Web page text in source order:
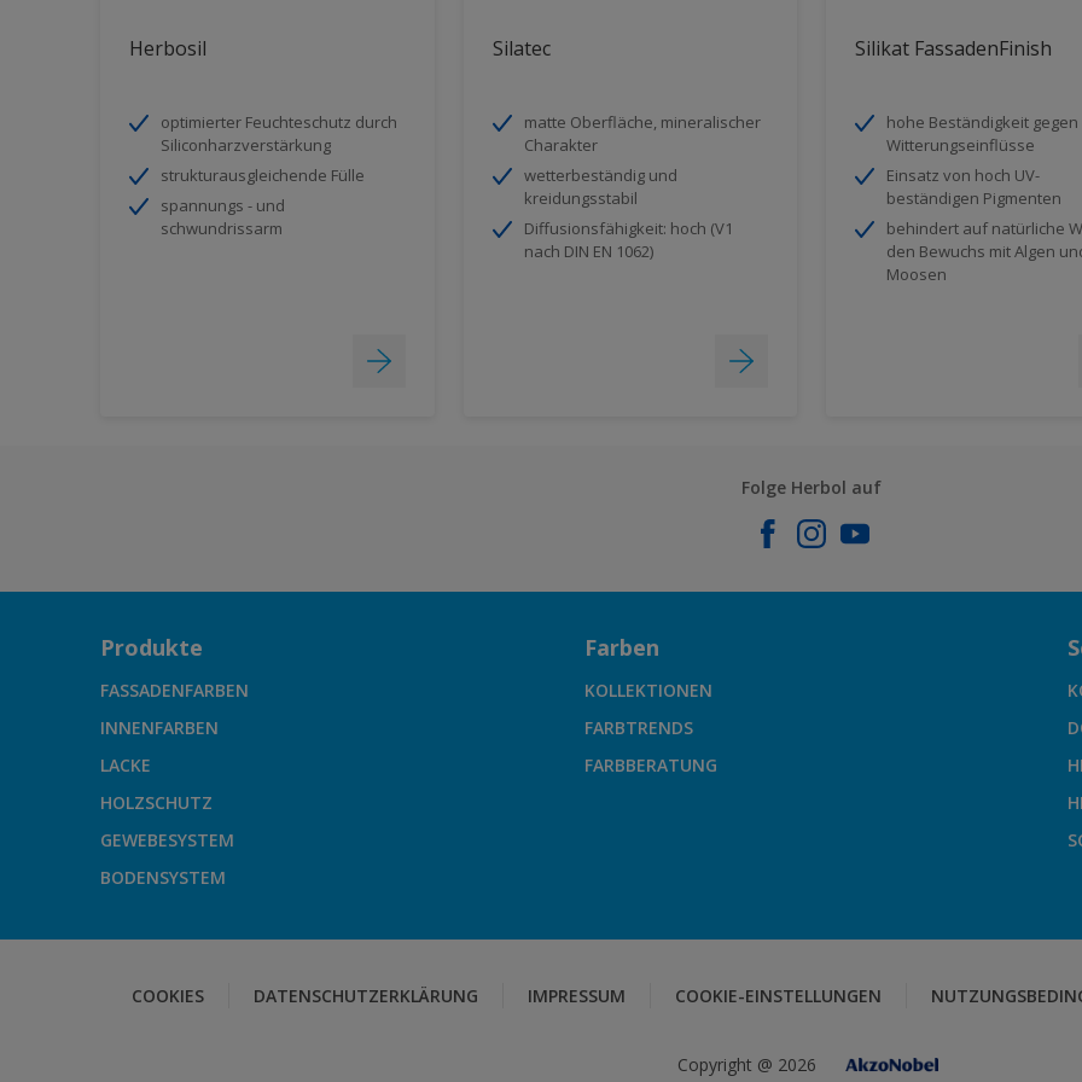
Herbosil
optimierter Feuchteschutz durch
Siliconharzverstärkung
strukturausgleichende Fülle
spannungs - und
schwundrissarm
Silatec
matte Oberfläche, mineralischer
Charakter
wetterbeständig und
kreidungsstabil
Diffusionsfähigkeit: hoch (V1
nach DIN EN 1062)
Silikat FassadenFinish
hohe Beständigkeit gegen
Witterungseinflüsse
Einsatz von hoch UV-
beständigen Pigmenten
behindert auf natürliche
den Bewuchs mit Algen
Moosen
Folge Herbol auf
Produkte
FASSADENFARBEN
INNENFARBEN
LACKE
HOLZSCHUTZ
GEWEBESYSTEM
BODENSYSTEM
Farben
KOLLEKTIONEN
FARBTRENDS
FARBBERATUNG
COOKIES DATENSCHUTZERKLÄRUNG IMPRESSUM COOKIE-EINSTELLUNGEN
Copyright @ 2026